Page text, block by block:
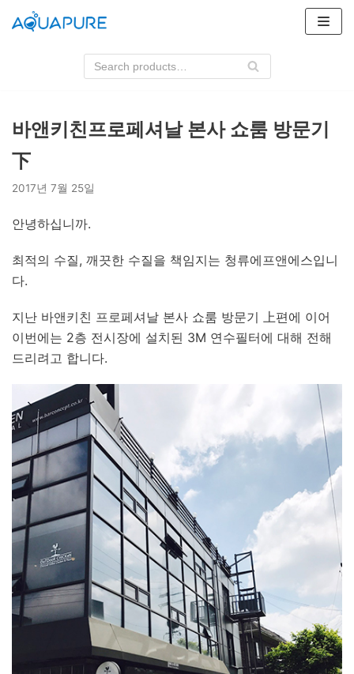
콘
너
뛰
기
바앤키친프로페셔날 본사 쇼룸 방문기
下
2017년 7월 25일
안녕하십니까.
최적의 수질, 깨끗한 수질을 책임지는 청류에프앤에스입니
다.
지난 바앤키친 프로페셔날 본사 쇼룸 방문기 上편에 이어
이번에는 2층 전시장에 설치된 3M 연수필터에 대해 전해
드리려고 합니다.